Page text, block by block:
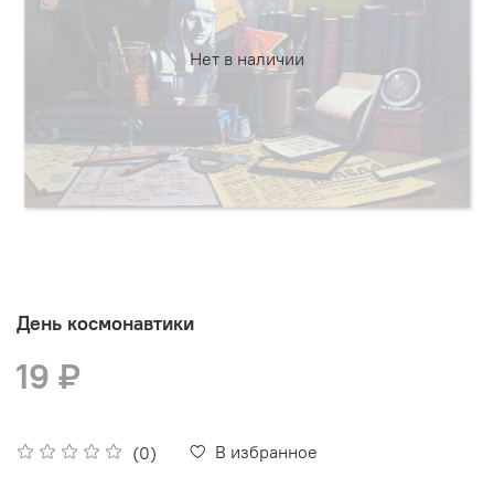
Нет в наличии
День космонавтики
(0) В избранное
19 ₽